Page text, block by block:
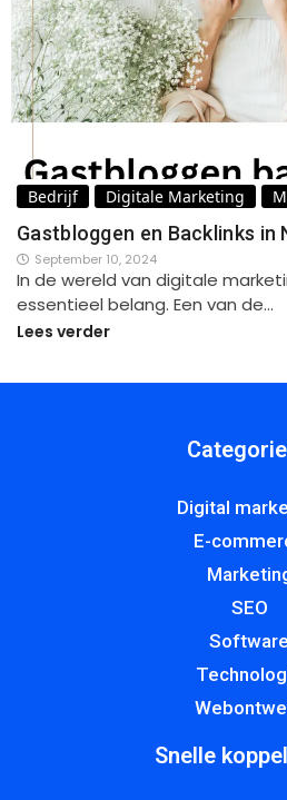
Bedrijf Digitale Marketing
Gastbloggen en Backlinks in
September 10, 2024
In de wereld van digitale
essentieel belang. Een van de…
Lees verder
Digital
E-
SEO
Software
Snelle